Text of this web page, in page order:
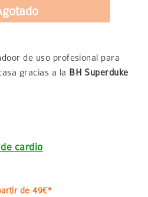
de uso profesional para
gracias a la BH Superduke
cardio
de 49€*